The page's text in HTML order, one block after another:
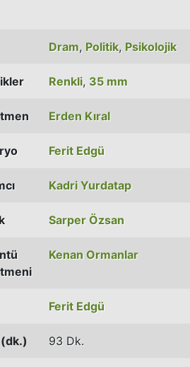
Dram, Politik, Psikolojik
Renkli, 35 mm
Erden Kıral
Ferit Edgü
Kadri Yurdatap
Sarper Özsan
Kenan Ormanlar
Ferit Edgü
93 Dk.